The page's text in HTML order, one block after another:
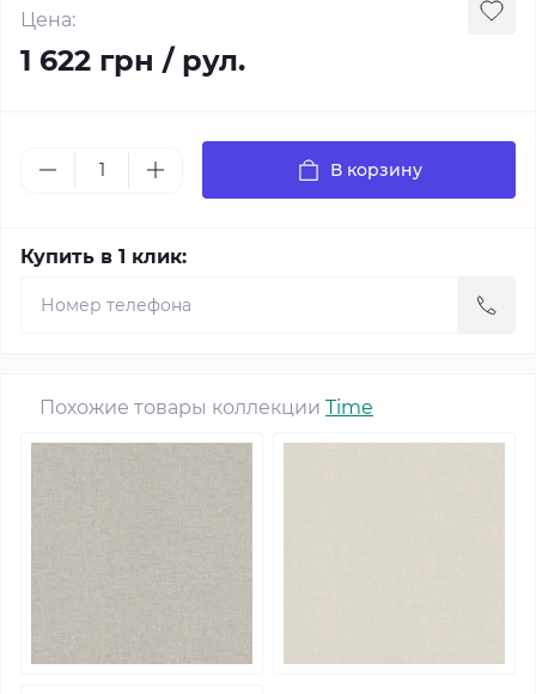
Цена:
1 622 грн / рул.
В корзину
Купить в 1 клик:
Похожие товары коллекции Time